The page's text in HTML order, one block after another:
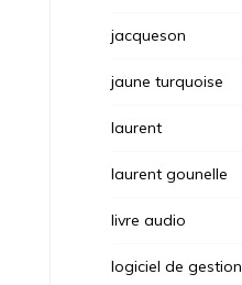
jacqueson
jaune turquoise
laurent
laurent gounelle
livre audio
logiciel de gestion